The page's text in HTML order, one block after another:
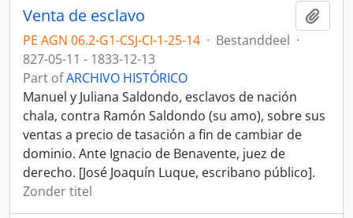
Venta de esclavo
PE AGN 06.2-G1-CSJ-CI-1-25-14 · Bestanddeel ·
827-05-11 - 1833-12-13
Part ofARCHIVO HISTÓRICO
Manuel y Juliana Saldondo, esclavos de nación
chala, contra Ramón Saldondo (su amo), sobre sus
ventas a precio de tasación a fin de cambiar de
dominio. Ante Ignacio de Benavente, juez de
derecho. [José Joaquín Luque, escribano público].
Zonder titel